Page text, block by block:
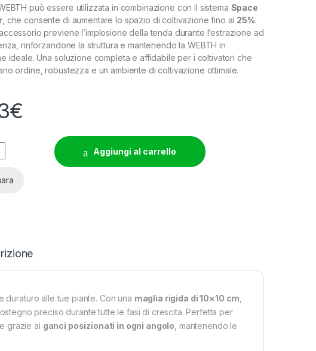
può essere utilizzata in combinazione con il sistema Space
, che consente di aumentare lo spazio di coltivazione fino al 25%.
previene l’implosione della tenda durante l’estrazione ad
rinforzandone la struttura e mantenendo la WEBTH in
ideale. Una soluzione completa e affidabile per i coltivatori che
ordine, robustezza e un ambiente di coltivazione ottimale.
€
JARDIN - RETE PER SCROG WIDE WEBTH - RIGIDA - 150X75CM quantity
Aggiungi al carrello
alle tue piante. Con una maglia rigida di 10×10 cm
preciso durante tutte le fasi di crescita. Perfetta per
grazie ai ganci posizionati in ogni angolo , mantenendo le